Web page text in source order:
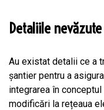
Detaliile
Au existat detalii ce a
șantier pentru a
integrarea în
modificări la rețeaua